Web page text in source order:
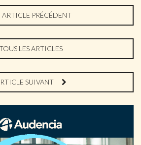
ARTICLE PRÉCÉDENT
LES ARTICLES
SUIVANT